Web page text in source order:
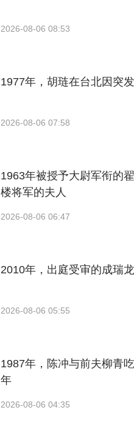
2026-08-06 08:53
1977年，胡琏在台北因突
2026-08-06 07:58
1963年被授予大尉军衔的
楼将军的夫人
2026-08-06 06:47
2010年，出庭受审的成瑞
2026-08-06 05:55
1987年，陈冲与前夫柳青
年
2026-08-06 04:35